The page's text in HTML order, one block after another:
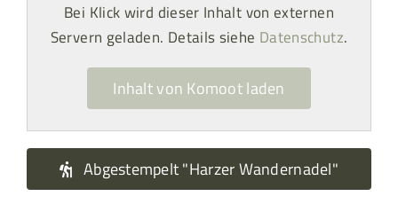
Bei Klick wird dieser Inhalt von externen
Servern geladen. Details siehe Datenschutz.
Inhalt von Komoot laden
Abgestempelt "Harzer Wandernadel"